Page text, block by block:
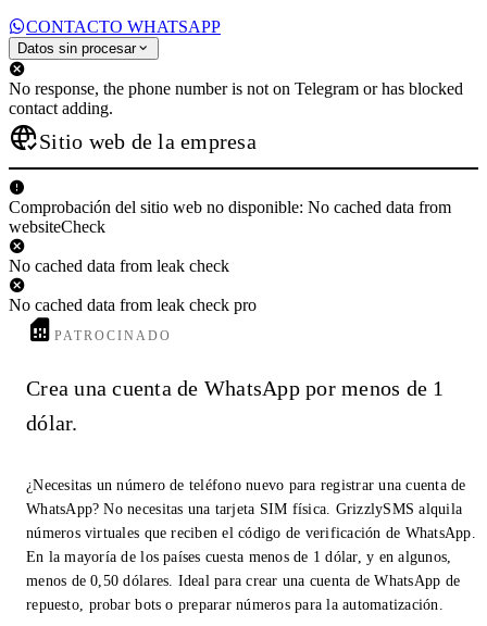
CONTACTO WHATSAPP
Datos sin procesar
No response, the phone number is not on Telegram or has blocked
contact adding.
Sitio web de la empresa
Comprobación del sitio web no disponible: No cached data from
websiteCheck
No cached data from leak check
No cached data from leak check pro
PATROCINADO
Crea una cuenta de WhatsApp por menos de 1
dólar.
¿Necesitas un número de teléfono nuevo para registrar una cuenta de
WhatsApp? No necesitas una tarjeta SIM física. GrizzlySMS alquila
números virtuales que reciben el código de verificación de WhatsApp.
En la mayoría de los países cuesta menos de 1 dólar, y en algunos,
menos de 0,50 dólares. Ideal para crear una cuenta de WhatsApp de
repuesto, probar bots o preparar números para la automatización.